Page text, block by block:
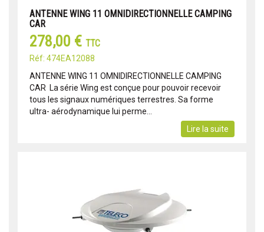
ANTENNE WING 11 OMNIDIRECTIONNELLE CAMPING
CAR
278,00 € TTC
Réf: 474EA12088
ANTENNE WING 11 OMNIDIRECTIONNELLE CAMPING
CAR La série Wing est conçue pour pouvoir recevoir
tous les signaux numériques terrestres. Sa forme
ultra- aérodynamique lui perme...
Lire la suite